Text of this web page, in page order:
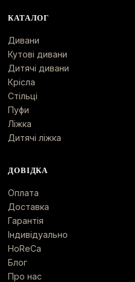
КАТАЛОГ
Дивани
Кутові дивани
Дитячі дивани
Крісла
Стільці
Пуфи
Ліжка
Дитячі ліжка
ДОВІДКА
Оплата
Доставка
Гарантія
Індивідуально
HoReCa
Блог
Про нас